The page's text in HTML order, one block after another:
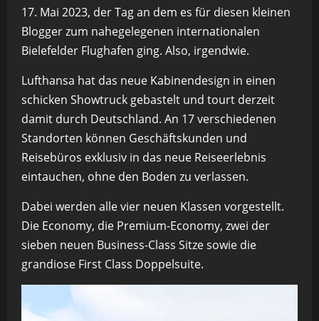
17. Mai 2023, der Tag an dem es für diesen kleinen
Blogger zum nahegelegenen internationalen
Bielefelder Flughafen ging. Also, irgendwie.
Lufthansa hat das neue Kabinendesign in einen
schicken Showtruck gebastelt und tourt derzeit
damit durch Deutschland. An 17 verschiedenen
Standorten können Geschäftskunden und
Reisebüros exklusiv in das neue Reiseerlebnis
eintauchen, ohne den Boden zu verlassen.
Dabei werden alle vier neuen Klassen vorgestellt.
Die Economy, die Premium-Economy, zwei der
sieben neuen Business-Class Sitze sowie die
grandiose First Class Doppelsuite.